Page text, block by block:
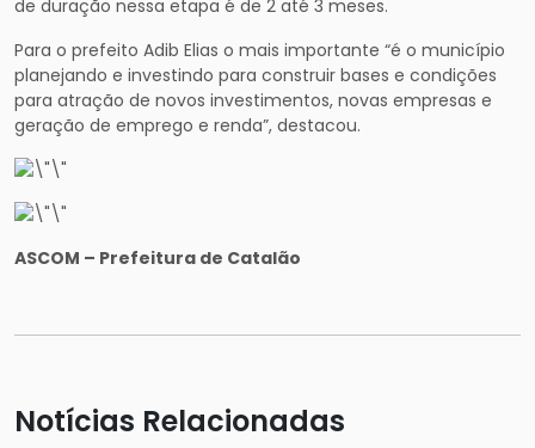
de duração nessa etapa é de 2 até 3 meses.
Para o prefeito Adib Elias o mais importante “é o município
planejando e investindo para construir bases e condições
para atração de novos investimentos, novas empresas e
geração de emprego e renda”, destacou.
ASCOM – Prefeitura de Catalão
Notícias Relacionadas